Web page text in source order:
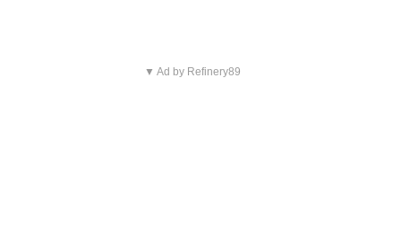
▼ Ad by Refinery89